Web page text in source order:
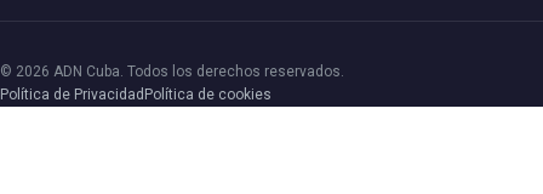
© 2026 ADN Cuba. Todos los derechos reservados.
Política de Privacidad Política de cookies